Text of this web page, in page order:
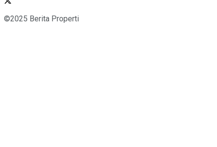
©2025 Berita Properti